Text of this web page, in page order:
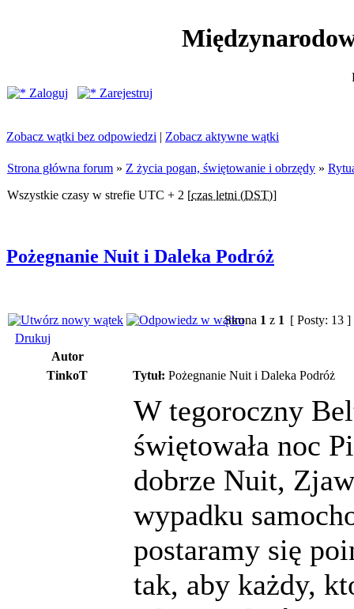
Zaloguj
Zarejestruj
Zobacz wątki bez odpowiedzi | Zobacz aktywne wątki
Strona główna forum » Z życia pogan, świętowanie i obrzędy »
Wszystkie czasy w strefie UTC + 2 [czas letni (DST)]
Pożegnanie Nuit i Daleka Podróż
Strona 1 z 1 [ Posty: 13 ]
Drukuj
Autor
TinkoT
Tytuł: Pożegnanie Nuit i Daleka Podróż
W tegoroczny
świętowała noc
dobrze Nuit,
wypadku
postaramy się
tak, aby każdy,